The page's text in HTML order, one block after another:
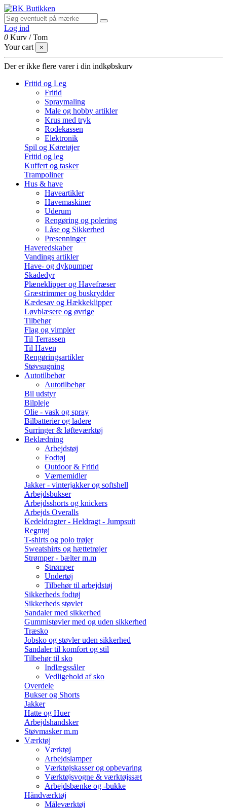
Log ind
0 Kurv /Tom
Your cart
×
Der er ikke flere varer i din indkøbskurv
Fritid og Leg
Fritid
Spraymaling
Male og hobby artikler
Krus med tryk
Rodekassen
Elektronik
Spil og Køretøjer
Fritid og leg
Kuffert og tasker
Trampoliner
Hus & have
Haveartikler
Havemaskiner
Uderum
Rengøring og polering
Låse og Sikkerhed
Presenninger
Haveredskaber
Vandings artikler
Have- og dykpumper
Skadedyr
Plæneklipper og Havefræser
Græstrimmer og buskrydder
Kædesav og Hækkeklipper
Løvblæsere og øvrige
Tilbehør
Flag og vimpler
Til Terrassen
Til Haven
Rengøringsartikler
Støvsugning
Autotilbehør
Autotilbehør
Bil udstyr
Bilpleje
Olie - vask og spray
Bilbatterier og ladere
Surringer & løfteværktøj
Beklædning
Arbejdstøj
Fodtøj
Outdoor & Fritid
Værnemidler
Jakker - vinterjakker og softshell
Arbejdsbukser
Arbejdsshorts og knickers
Arbejds Overalls
Kedeldragter - Heldragt - Jumpsuit
Regntøj
T-shirts og polo trøjer
Sweatshirts og hættetrøjer
Strømper - bælter m.m
Strømper
Undertøj
Tilbehør til arbejdstøj
Sikkerheds fodtøj
Sikkerheds støvlet
Sandaler med sikkerhed
Gummistøvler med og uden sikkerhed
Træsko
Jobsko og støvler uden sikkerhed
Sandaler til komfort og stil
Tilbehør til sko
Indlægssåler
Vedligehold af sko
Overdele
Bukser og Shorts
Jakker
Hatte og Huer
Arbejdshandsker
Støvmasker m.m
Værktøj
Værktøj
Arbejdslamper
Værktøjskasser og opbevaring
Værktøjsvogne & værktøjssæt
Arbejdsbænke og -bukke
Håndværktøj
Måleværktøj